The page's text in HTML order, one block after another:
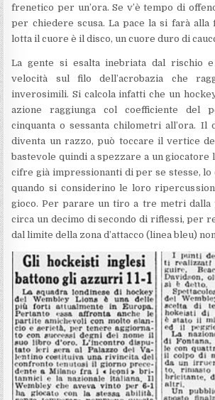
frenetico per un’ora. Se v’è tempo di
per chiedere scusa. La pace la si farà alla
lotta il cuore è il disco, un cuore duro di
La gente si esalta inebriata dal rischio
velocità sul filo dell’acrobazia che
inverosimili. Si calcola infatti che un
azione raggiunga col coefficiente del
cinquanta o sessanta chilometri all’ora.
diventa un razzo, può toccare il vertice
bastevole quindi a spezzare a un giocatore
cifre già impressionanti di per se stesse, lo
quando si considerino le loro
gioco. Per parare un tiro a tre metri
circa un decimo di secondo di riflessi, per
dal limite della zona d’attacco (linea bleu)